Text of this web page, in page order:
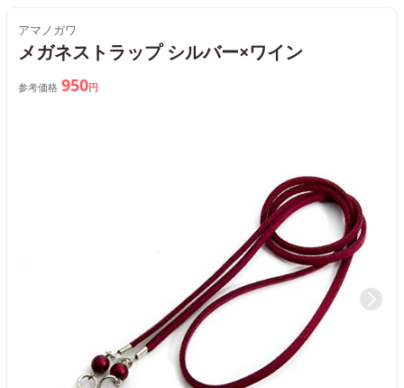
アマノガワ
メガネストラップ シルバー×ワイン
参考価格 950円